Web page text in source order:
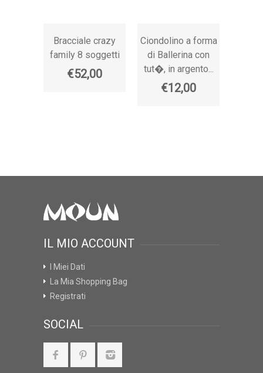
Bracciale crazy
family 8 soggetti
€52,00
Ciondolino a forma
di Ballerina con
tut�, in argento...
€12,00
IL MIO ACCOUNT
I Miei Dati
La Mia Shopping Bag
Registrati
SOCIAL